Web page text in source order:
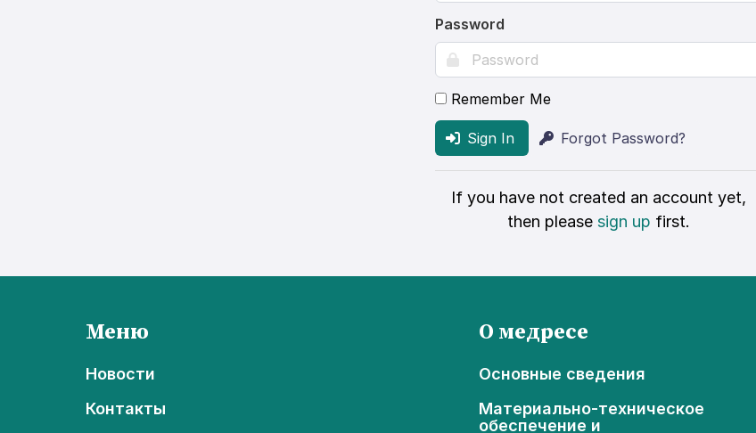
Password
Remember Me
Sign In Forgot Password?
If you have not created an account yet,
then pleasesign up first.
Меню
Новости
Контакты
О медресе
Основные сведения
Материально-техническое
обеспечение и